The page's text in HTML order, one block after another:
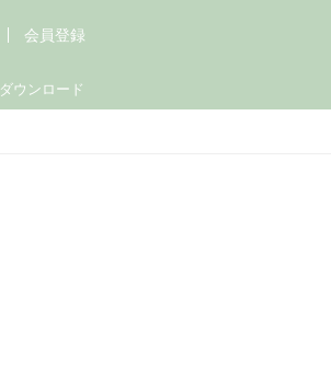
ダウンロード
会員登録